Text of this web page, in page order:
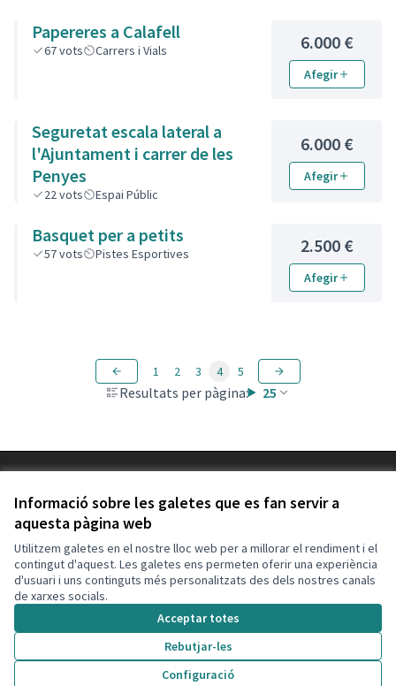
Informació sobre les galetes que es fan servir a
aquesta pàgina web
Utilitzem galetes en el nostre lloc web per a millorar el rendiment i el
contingut d'aquest. Les galetes ens permeten oferir una experiència
d'usuari i uns continguts més personalitzats des dels nostres canals
de xarxes socials.
Acceptar totes
Rebutjar-les
Configuració
Papereres a Calafell
67vots Carrers i Vials 6.000 €
Afegir
Seguretat escala lateral a
l'Ajuntament i carrer de les
Penyes
22vots Espai Públic
6.000 €
Afegir
Basquet per a petits
57vots Pistes Esportives 2.500 €
Afegir
Resultats per pàgina: 25
1 2 3 4 5
Configuració de les galetes
Decidim Calafell a X
(Enllaç extern)
Decidim Calafell a Facebook
(Enllaç extern)
Decidim Calafell a YouTube
(Enllaç extern)
Decidim Calafell a GitHub
(Enllaç extern)
(Enllaç extern)programari lliure
(Enllaç extern)
.